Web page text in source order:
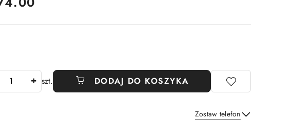
szt. DODAJ DO KOSZYKA
Zostaw telefon